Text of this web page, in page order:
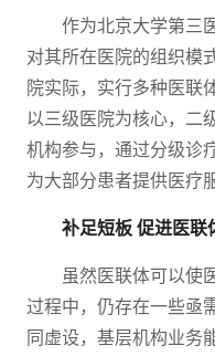
作为北京大学第三
对其所在医院的组织模
院实际，实行多种医联
以三级医院为核心，二
机构参与，通过分级诊
为大部分患者提供医疗
补足短板 促进医联
虽然医联体可以使
过程中，仍存在一些亟
同虚设，基层机构业务